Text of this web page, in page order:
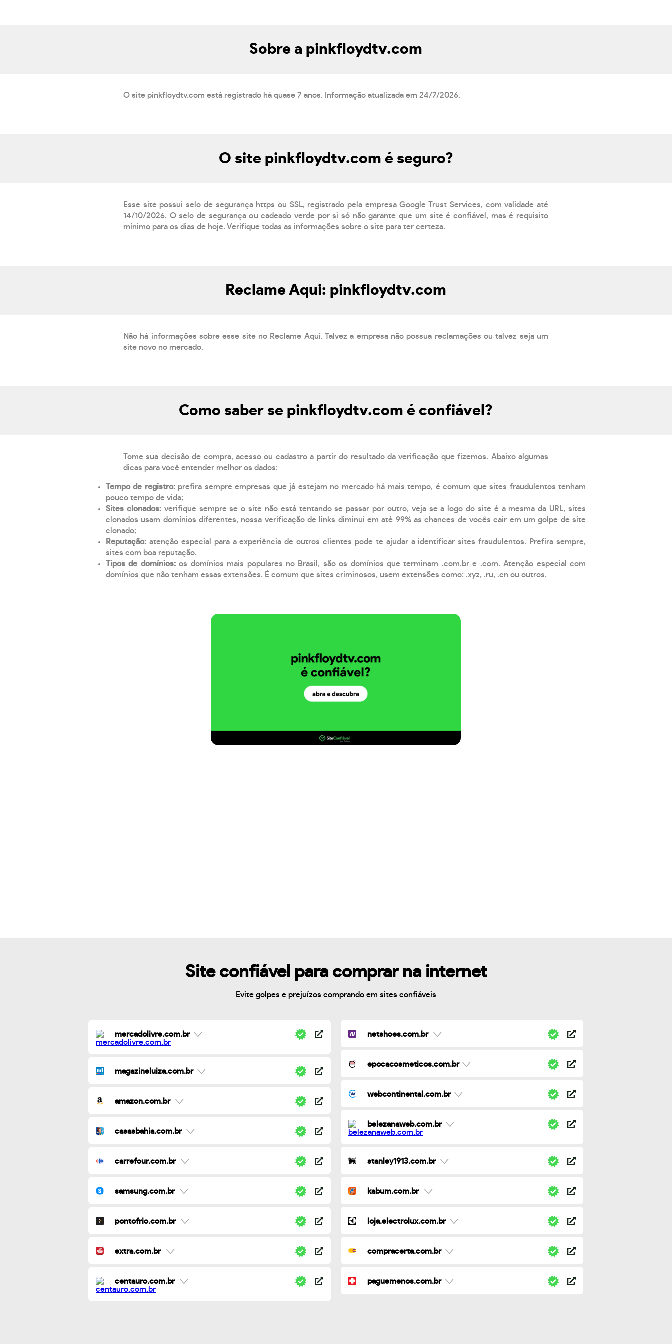
Sobre a pinkfloydtv.com
O site pinkfloydtv.com está registrado há quase 7 anos. Informação atualizada em 24/7/2026.
O site pinkfloydtv.com é seguro?
Esse site possui selo de segurança https ou SSL, registrado pela empresa Google Trust Services, com validade até
14/10/2026. O selo de segurança ou cadeado verde por si só não garante que um site é confiável, mas é requisito
mínimo para os dias de hoje. Verifique todas as informações sobre o site para ter certeza.
Reclame Aqui: pinkfloydtv.com
Não há informações sobre esse site no Reclame Aqui. Talvez a empresa não possua reclamações ou talvez seja um
site novo no mercado.
Como saber se pinkfloydtv.com é confiável?
Tome sua decisão de compra, acesso ou cadastro a partir do resultado da verificação que fizemos. Abaixo algumas
dicas para você entender melhor os dados:
Tempo de registro: prefira sempre empresas que já estejam no mercado há mais tempo, é comum que sites fraudulentos tenham
pouco tempo de vida;
Sites clonados: verifique sempre se o site não está tentando se passar por outro, veja se a logo do site é a mesma da URL, sites
clonados usam domínios diferentes, nossa verificação de links diminui em até 99% as chances de vocês cair em um golpe de site
clonado;
Reputação: atenção especial para a experiência de outros clientes pode te ajudar a identificar sites fraudulentos. Prefira sempre,
sites com boa reputação.
Tipos de domínios:os domínios mais populares no Brasil, são os domínios que terminam .com.br e .com. Atenção especial com
domínios que não tenham essas extensões. É comum que sites criminosos, usem extensões como: .xyz, .ru, .cn ou outros.
Site confiável para comprar na internet
Evite golpes e prejuízos comprando em sites confiáveis
mercadolivre.com.br
magazineluiza.com.br
amazon.com.br
casasbahia.com.br
carrefour.com.br
samsung.com.br
pontofrio.com.br
extra.com.br
centauro.com.br
netshoes.com.br
epocacosmeticos.com.br
webcontinental.com.br
belezanaweb.com.br
stanley1913.com.br
kabum.com.br
loja.electrolux.com.br
compracerta.com.br
paguemenos.com.br